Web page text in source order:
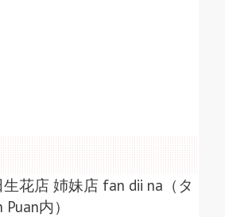
花店 姉妹店 fan dii na（タ
内）